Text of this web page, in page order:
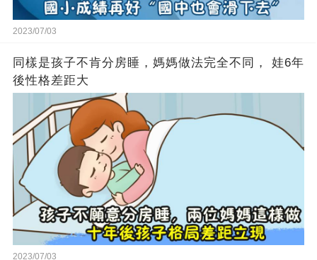
2023/07/03
同樣是孩子不肯分房睡，媽媽做法完全不同， 娃6年
後性格差距大
2023/07/03